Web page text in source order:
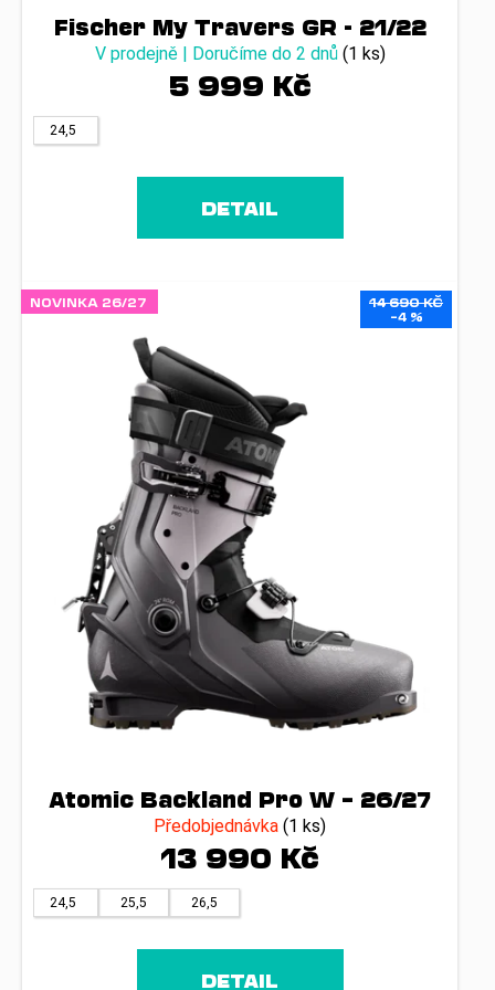
Fischer My Travers GR - 21/22
V prodejně | Doručíme do 2 dnů (1 ks)
5 999 Kč
24,5
DETAIL
NOVINKA 26/27
14 690 KČ
–4 %
Atomic Backland Pro W – 26/27
Předobjednávka (1 ks)
13 990 Kč
24,5 25,5 26,5
DETAIL